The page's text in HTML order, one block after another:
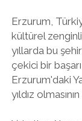
Erzurum,
kültürel
yıllarda bu
çekici bir
Erzurum'daki
yıldız olmasının